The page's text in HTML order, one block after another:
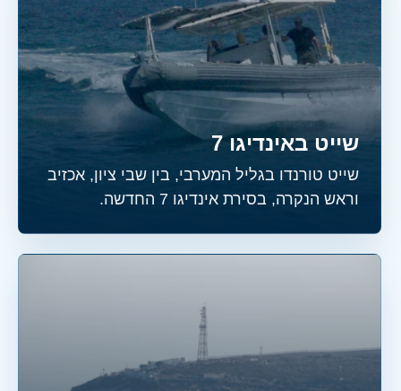
שייט באינדיגו 7
שייט טורנדו בגליל המערבי, בין שבי ציון, אכזיב
וראש הנקרה, בסירת אינדיגו 7 החדשה.